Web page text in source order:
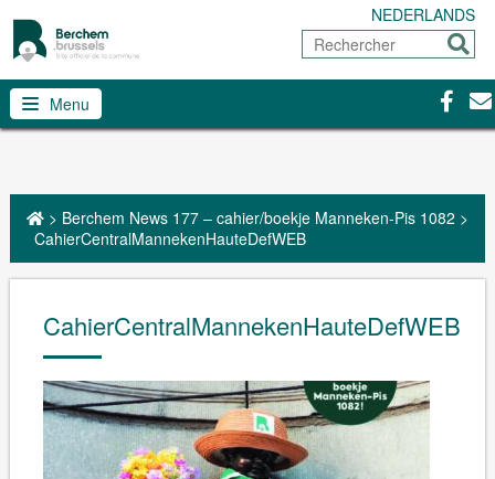
NEDERLANDS
Rechercher
Menu
> Berchem News 177 – cahier/boekje Manneken-Pis 1082 >
CahierCentralMannekenHauteDefWEB
CahierCentralMannekenHauteDefWEB